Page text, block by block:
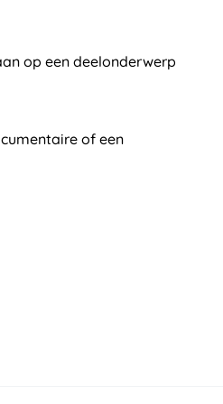
op een deelonderwerp
of een